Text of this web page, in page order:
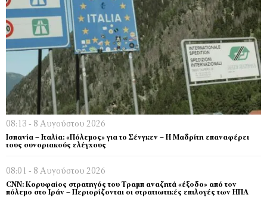
08:13 - 8 Αυγούστου 2026
Ισπανία – Ιταλία: «Πόλεμος» για το Σένγκεν – Η Μαδρίτη επαναφέρει
τους συνοριακούς ελέγχους
08:01 - 8 Αυγούστου 2026
CNN: Κορυφαίος στρατηγός του Τραμπ αναζητά «έξοδο» από τον
πόλεμο στο Ιράν – Περιορίζονται οι στρατιωτικές επιλογές των ΗΠΑ